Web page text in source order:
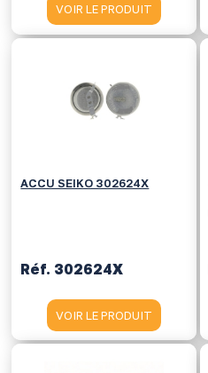
VOIR LE PRODUIT
ACCU SEIKO 302624X
Réf. 302624X
VOIR LE PRODUIT